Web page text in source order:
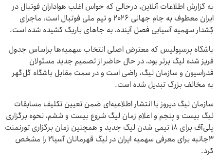
به گزارش اطلاعات آنلاین، درحالی که حواس اغلب هواداران فوتبال در
ایران معطوف به جام جهانی ۲۰۲۶ و تیم ملی فوتبال است، ماجرای
کِشدار سهمیه آسیایی فصل آینده، به جاهای باریک کشیده شده است.
باشگاه پرسپولیس که معترض اصلی انتخاب سهمیه‌ها براساس جدول
فریز شده لیگ برتر بود، در حال حاضر از تصمیم جدید مسئولان
فدراسیون و سازمان لیگ، راضی است و در سمت مقابل باشگاه گل‌گهر
به مخالف بزرگ تبدیل شده است.
سازمان لیگ دیروز با انتشار اطلاعیه‌ای ضمن تعیین تکلیف مسابقات
لیگ بیست و پنجم و اعلام زمان لیگ شروع بیست و ششم، نحوه برگزاری
پلی‌آف برای ۱۸ تیمی شدن لیگ جدید و همچنین زمان برگزاری تورنمنت
۳جانبه برای معرفی سهمیه ایران در لیگ قهرمانان آسیا۲ را مشخص
کرد.